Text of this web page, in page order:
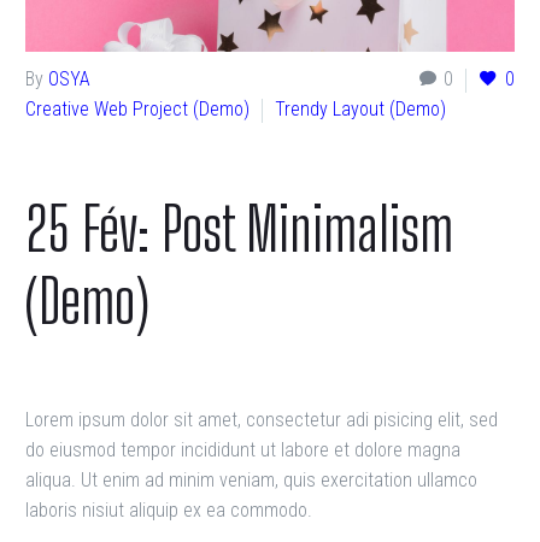
0 0
By OSYA
Creative Web Project (Demo)
Trendy Layout (Demo)
25 Fév: Post Minimalism
(Demo)
Lorem ipsum dolor sit amet, consectetur adi pisicing elit, sed
do eiusmod tempor incididunt ut labore et dolore magna
aliqua. Ut enim ad minim veniam, quis exercitation ullamco
laboris nisiut aliquip ex ea commodo.